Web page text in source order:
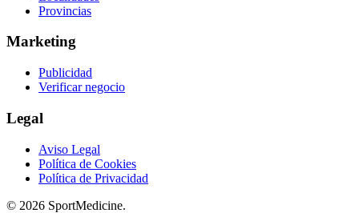
Provincias
Marketing
Publicidad
Verificar negocio
Legal
Aviso Legal
Política de Cookies
Política de Privacidad
© 2026 SportMedicine.